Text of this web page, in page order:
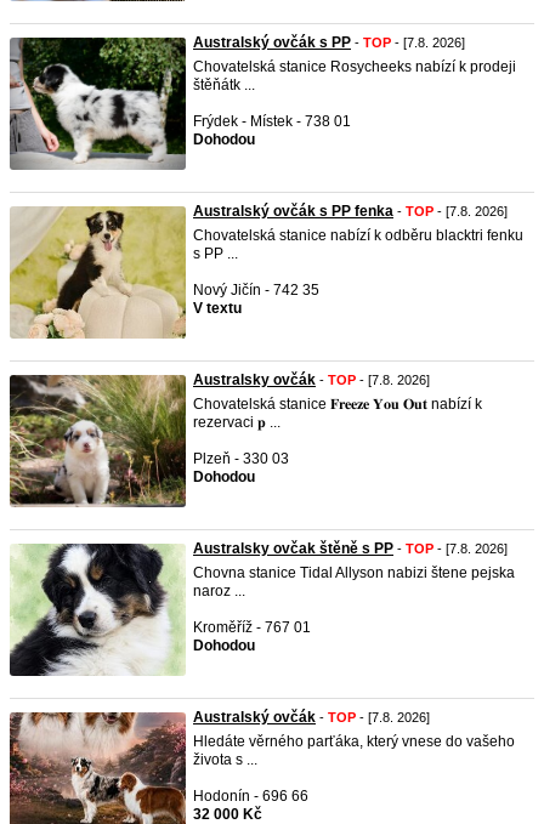
Australský ovčák s PP - TOP - [7.8. 2026]
Chovatelská stanice Rosycheeks nabízí k prodeji
štěňátk ...
Frýdek - Místek - 738 01
Dohodou
Australský ovčák s PP fenka - TOP - [7.8. 2026]
Chovatelská stanice nabízí k odběru blacktri fenku
s PP ...
Nový Jičín - 742 35
V textu
Australsky ovčák - TOP - [7.8. 2026]
Chovatelská stanice 𝐅𝐫𝐞𝐞𝐳𝐞 𝐘𝐨𝐮 𝐎𝐮𝐭 nabízí k
rezervaci 𝐩 ...
Plzeň - 330 03
Dohodou
Australsky ovčak štěně s PP - TOP - [7.8. 2026]
Chovna stanice Tidal Allyson nabizi štene pejska
naroz ...
Kroměříž - 767 01
Dohodou
Australský ovčák - TOP - [7.8. 2026]
Hledáte věrného parťáka, který vnese do vašeho
života s ...
Hodonín - 696 66
32 000 Kč